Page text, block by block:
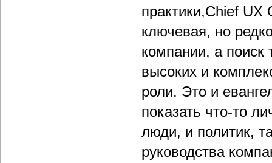
практики,Chief UX
ключевая, но
компании, а поиск
высоких и
роли. Это и
показать что-то
люди, и политик,
руководства